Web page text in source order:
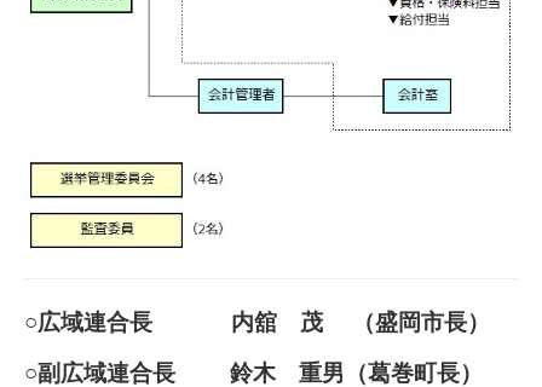
○広域連合長 内舘 茂 （盛岡市長）
○副広域連合長 鈴木 重男（葛巻町長）